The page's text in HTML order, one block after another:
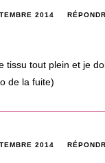
2014
tissu tout plein et je
de la fuite)
2014